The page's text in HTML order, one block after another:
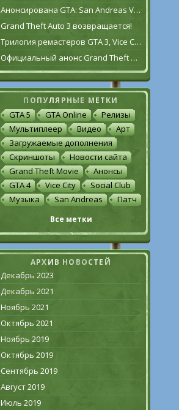
Анонсирована GTA: San Andreas VR для Oculus Quest 2
Grand Theft Auto 3 возвращается!
Трилогия ремастеров GTA 3, Vice City и San Andreas выйдет 11 ноября
Официальный анонс Grand Theft Auto: The Trilogy – The Definitive Edition
ПОПУЛЯРНЫЕ МЕТКИ
GTA 5 GTA Online
Релизы
Мультиплеер
Видео
Арт
Загружаемые дополнения
Скриншоты
Новости сайта
Grand Theft Movie
Анонсы
GTA 4
Vice City
Social Club
Музыка
San Andreas Патч
Все метки
АРХИВ НОВОСТЕЙ
Декабрь 2023
Декабрь 2021
Ноябрь 2021
Октябрь 2021
Ноябрь 2019
Октябрь 2019
Сентябрь 2019
Август 2019
Июль 2019